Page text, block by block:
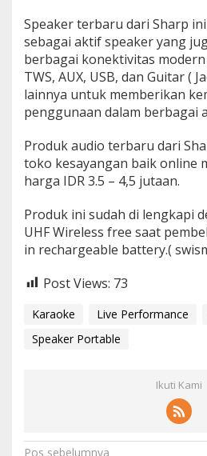
Speaker terbaru dari Sharp
sebagai aktif speaker yang
berbagai konektivitas
TWS, AUX, USB, dan Guitar (
lainnya untuk memberikan
penggunaan dalam berbagai
Produk audio terbaru dari
toko kesayangan baik online
harga IDR 3.5 – 4,5 jutaan.
Produk ini sudah di lengkapi
UHF Wireless free saat
in rechargeable battery.(
Post Views: 73
Karaoke Live Performance
Speaker Portable
Ikuti Kami
Pos sebelumnya